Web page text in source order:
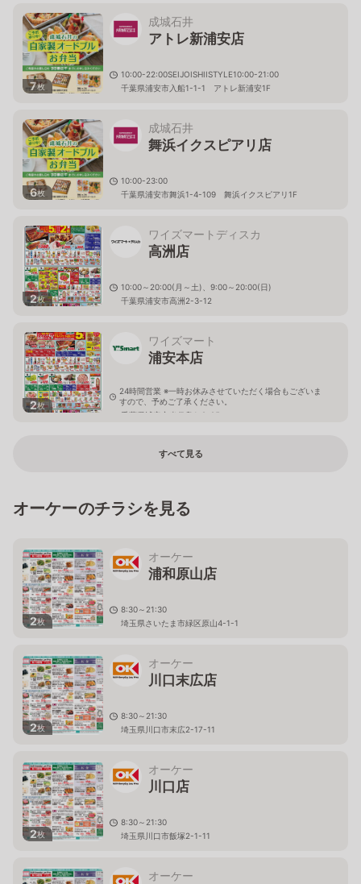
7枚
成城石井
アトレ新浦安店
10:00-22:00SEIJOISHIISTYLE10:00-21:00
千葉県浦安市入船1-1-1 アトレ新浦安1F
6枚
成城石井
舞浜イクスピアリ店
10:00-23:00
千葉県浦安市舞浜1-4-109 舞浜イクスピアリ1F
2枚
ワイズマートディスカ
高洲店
10:00～20:00(月～土)、9:00～20:00(日)
千葉県浦安市高洲2-3-12
2枚
ワイズマート
浦安本店
24時間営業 ※一時お休みさせていただく場合もございま
すので、予めご了承ください。
千葉県浦安市当代島1-2-25
すべて見る
オーケーのチラシを見る
2枚
オーケー
浦和原山店
8:30～21:30
埼玉県さいたま市緑区原山4-1-1
2枚
オーケー
川口末広店
8:30～21:30
埼玉県川口市末広2-17-11
2枚
オーケー
川口店
8:30～21:30
埼玉県川口市飯塚2-1-11
オーケー